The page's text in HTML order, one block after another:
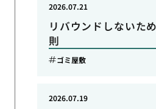
リバウンドしないた
則
2026.07.21
ゴミ屋敷
2026.07.19